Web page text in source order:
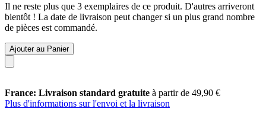
Il ne reste plus que 3 exemplaires de ce produit. D'autres arriveront
bientôt ! La date de livraison peut changer si un plus grand nombre
de pièces est commandé.
Ajouter au Panier
France: Livraison standard gratuite à partir de 49,90 €
Plus d'informations sur l'envoi et la livraison